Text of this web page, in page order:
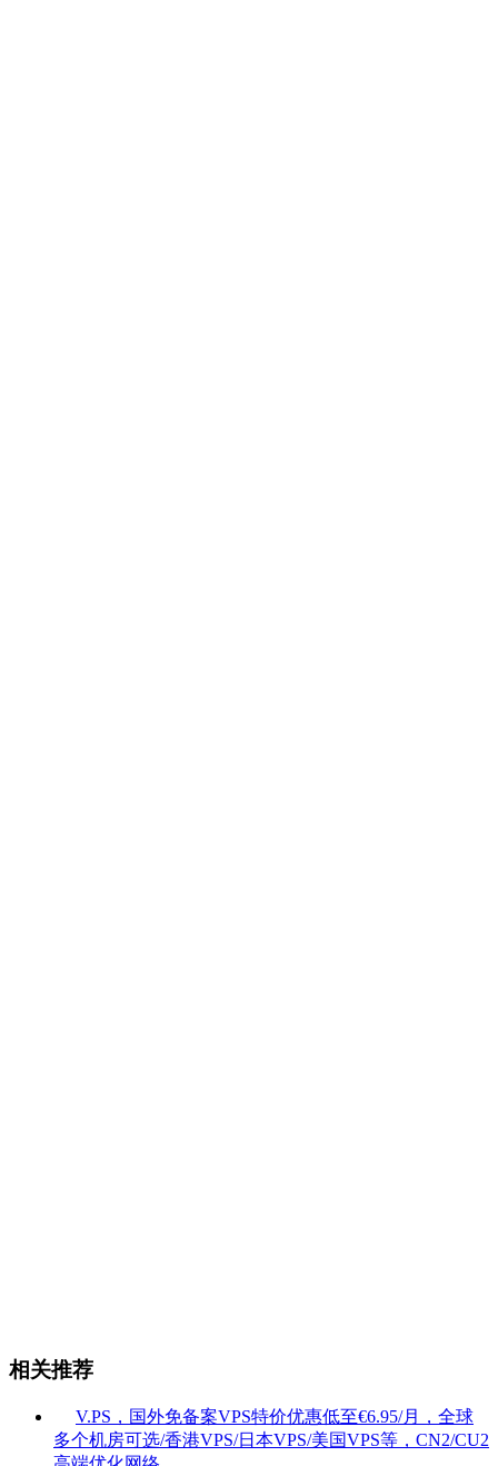
相关推荐
V.PS，国外免备案VPS特价优惠低至€6.95/月，全球
多个机房可选/香港VPS/日本VPS/美国VPS等，CN2/CU2